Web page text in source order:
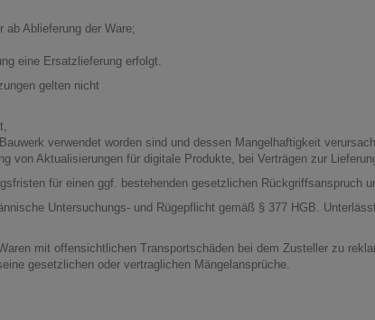
ab Ablieferung der Ware;
eine Ersatzlieferung erfolgt.
gelten nicht
verwendet worden sind und dessen Mangelhaftigkeit
von Aktualisierungen für digitale Produkte, bei Verträgen zur
für einen ggf. bestehenden gesetzlichen Rückgriffsanspruch
Untersuchungs- und Rügepflicht gemäß § 377 HGB.
mit offensichtlichen Transportschäden bei dem Zusteller zu
gesetzlichen oder vertraglichen Mängelansprüche.